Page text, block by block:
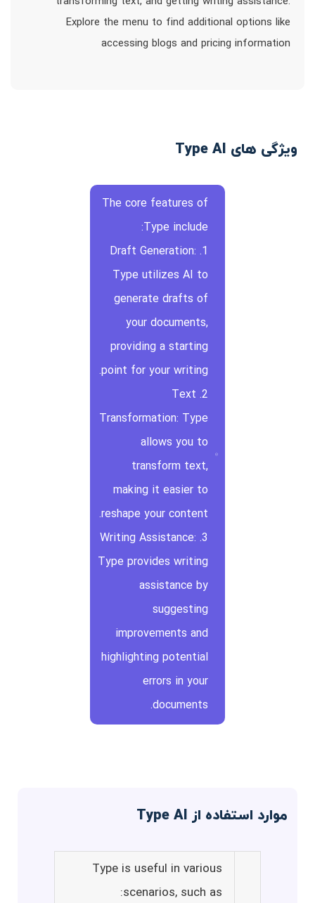
Explore the menu to find additional options like
accessing blogs and pricing information
ویژگی های Type AI
The core features of
Type include:
1. Draft Generation:
Type utilizes AI to
generate drafts of
your documents,
providing a starting
point for your writing.
2. Text
Transformation: Type
allows you to
transform text,
making it easier to
reshape your content.
3. Writing Assistance:
Type provides writing
assistance by
suggesting
improvements and
highlighting potential
errors in your
documents.
موارد استفاده از Type AI
Type is useful in various
scenarios, such as: